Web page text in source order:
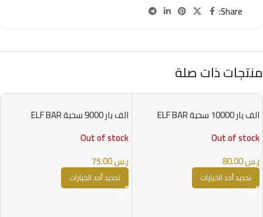
Share:
منتجات ذات صلة
الف بار 10000 سحبة ELF BAR
Out of stock
ر.س
تحديد أحد الخيارات
الف بار 9000 سحبة ELF BAR
Out of stock
ر.س
تحديد أحد الخيارات